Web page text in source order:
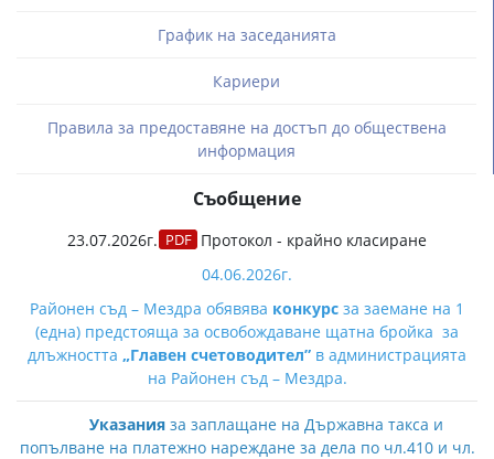
График на заседанията
Кариери
Правила за предоставяне на достъп до обществена
информация
Съобщение
23.07.2026г.
Протокол - крайно класиране
04.06.2026г.
Районен съд – Мездра обявява конкурс за заемане на 1
(една) предстояща за освобождаване щатна бройка за
длъжността „Главен счетоводител” в администрацията
на Районен съд – Мездра.
Указания за заплащане на Държавна такса и
попълване на платежно нареждане за дела по чл.410 и чл.